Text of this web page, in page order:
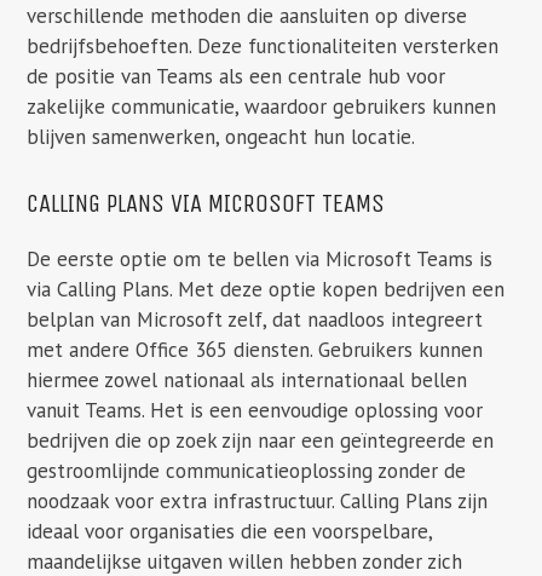
verschillende methoden die aansluiten op diverse
bedrijfsbehoeften. Deze functionaliteiten versterken
de positie van Teams als een centrale hub voor
zakelijke communicatie, waardoor gebruikers kunnen
blijven samenwerken, ongeacht hun locatie.
CALLING PLANS VIA MICROSOFT TEAMS
De eerste optie om te bellen via Microsoft Teams is
via Calling Plans. Met deze optie kopen bedrijven een
belplan van Microsoft zelf, dat naadloos integreert
met andere Office 365 diensten. Gebruikers kunnen
hiermee zowel nationaal als internationaal bellen
vanuit Teams. Het is een eenvoudige oplossing voor
bedrijven die op zoek zijn naar een geïntegreerde en
gestroomlijnde communicatieoplossing zonder de
noodzaak voor extra infrastructuur. Calling Plans zijn
ideaal voor organisaties die een voorspelbare,
maandelijkse uitgaven willen hebben zonder zich